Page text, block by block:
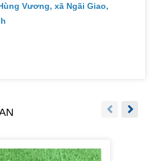
Vương, xã Ngãi Giao,